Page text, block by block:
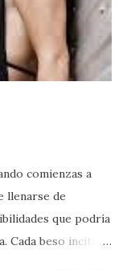
comienzas a
llenarse de
que podría
Cada beso incita